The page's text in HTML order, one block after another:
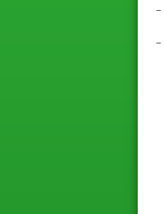
–
–